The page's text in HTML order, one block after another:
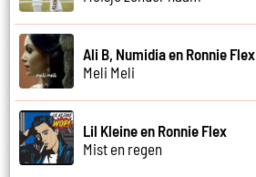
Ali B, Numidia en Ronnie Flex
Meli Meli
Lil Kleine en Ronnie Flex
Mist en regen